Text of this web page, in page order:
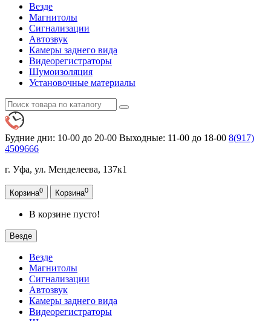
Везде
Магнитолы
Сигнализации
Автозвук
Камеры заднего вида
Видеорегистраторы
Шумоизоляция
Установочные материалы
Будние дни: 10-00 до 20-00 Выходные: 11-00 до 18-00 8(917)
4509666
г. Уфа, ул. Менделеева, 137к1
Корзина0 Корзина0
В корзине пусто!
Везде
Везде
Магнитолы
Сигнализации
Автозвук
Камеры заднего вида
Видеорегистраторы